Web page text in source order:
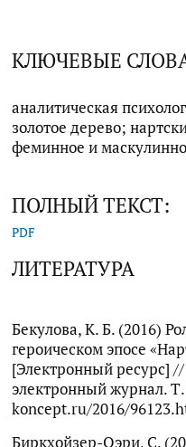
КЛЮЧЕВЫЕ
аналитическая
золотое дерево;
феминное и
ПОЛНЫЙ ТЕКСТ:
PDF
ЛИТЕРАТУРА
Бекулова, К. Б. (2016)
героическом эпосе
[Электронный ресурс]
электронный журнал.
koncept.ru/2016/
Биркхойзер-Оэри, С.